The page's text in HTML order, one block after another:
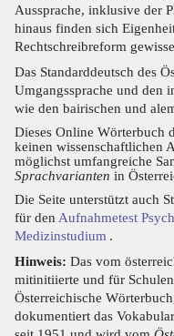
Aussprache, inklusive der
hinaus finden sich
Rechtschreibreform
Das Standarddeutsch des
Umgangssprache und den
wie den bairischen und
Dieses Online Wörterbuch
keinen wissenschaftlichen
möglichst umfangreiche
Sprachvarianten in
Die Seite unterstützt auch
für den Aufnahmetest
Medizinstudium .
Hinweis: Das vom
mitinitiierte und für
Österreichische
dokumentiert das